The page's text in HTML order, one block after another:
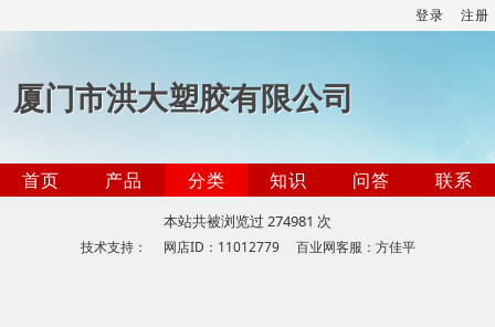
登录 注册
厦门市洪大塑胶有限公司
首页 产品 分类 知识 问答 联系
本站共被浏览过 274981 次
技术支持： 网店ID：11012779 百业网客服：方佳平